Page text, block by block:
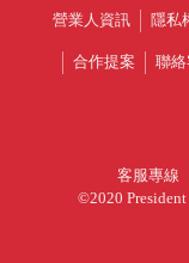
營業人資訊 隱私
合作提案 聯絡
客服專線
©2020